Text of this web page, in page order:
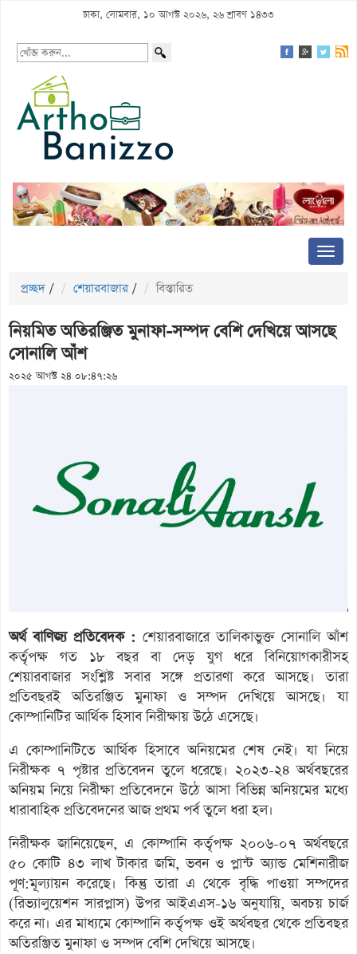
ঢাকা, সোমবার, ১০ আগস্ট ২০২৬, ২৬ শ্রাবণ ১৪৩৩
প্রচ্ছদ / শেয়ারবাজার / বিস্তারিত
নিয়মিত অতিরঞ্জিত মুনাফা-সম্পদ বেশি দেখিয়ে আসছে
সোনালি আঁশ
২০২৫ আগস্ট ২৪ ০৮:৪৭:২৬
অর্থ বাণিজ্য প্রতিবেদক : শেয়ারবাজারে তালিকাভুক্ত সোনালি আঁশ
কর্তৃপক্ষ গত ১৮ বছর বা দেড় যুগ ধরে বিনিয়োগকারীসহ
শেয়ারবাজার সংশ্লিষ্ট সবার সঙ্গে প্রতারণা করে আসছে। তারা
প্রতিবছরই অতিরঞ্জিত মুনাফা ও সম্পদ দেখিয়ে আসছে। যা
কোম্পানিটির আর্থিক হিসাব নিরীক্ষায় উঠে এসেছে।
এ কোম্পানিটিতে আর্থিক হিসাবে অনিয়মের শেষ নেই। যা নিয়ে
নিরীক্ষক ৭ পৃষ্টার প্রতিবেদন তুলে ধরেছে। ২০২৩-২৪ অর্থবছরের
অনিয়ম নিয়ে নিরীক্ষা প্রতিবেদনে উঠে আসা বিভিন্ন অনিয়মের মধ্যে
ধারাবাহিক প্রতিবেদনের আজ প্রথম পর্ব তুলে ধরা হল।
নিরীক্ষক জানিয়েছেন, এ কোম্পানি কর্তৃপক্ষ ২০০৬-০৭ অর্থবছরে
৫০ কোটি ৪৩ লাখ টাকার জমি, ভবন ও প্লান্ট অ্যান্ড মেশিনারীজ
পূণ:মূল্যায়ন করেছে। কিন্তু তারা এ থেকে বৃদ্ধি পাওয়া সম্পদের
(রিভ্যালুয়েশন সারপ্লাস) উপর আইএএস-১৬ অনুযায়ি, অবচয় চার্জ
করে না। এর মাধ্যমে কোম্পানি কর্তৃপক্ষ ওই অর্থবছর থেকে প্রতিবছর
অতিরঞ্জিত মুনাফা ও সম্পদ বেশি দেখিয়ে আসছে।